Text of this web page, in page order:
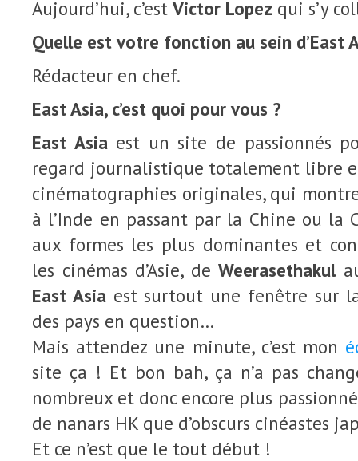
Aujourd’hui, c’est Victor Lopez qui s’y
Quelle est votre fonction au sein d’East
Rédacteur en chef.
East Asia, c’est quoi pour vous ?
East Asiaest un site de passionnés
regard journalistique totalement libre
cinématographies originales, qui
à l’Inde en passant par la Chine ou la
aux formes les plus dominantes et
les cinémas d’Asie, de Weerasethakul
East Asiaest surtout une fenêtre sur
des pays en question…
Mais attendez une minute, c’est mon
site ça ! Et bon bah, ça n’a pas
nombreux et donc encore plus
de nanars HK que d’obscurs cinéastes
Et ce n’est que le tout début !